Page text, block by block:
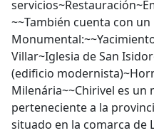
~~También cuenta con
Villar~Iglesia de San
(edificio
Milenária~~Chirivel es un
perteneciente a la
situado en la comarca de